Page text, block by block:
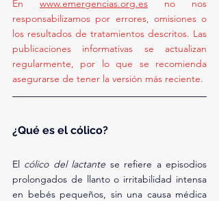
En www.emergencias.org.es no nos
responsabilizamos por errores, omisiones o
los resultados de tratamientos descritos. Las
publicaciones informativas se actualizan
regularmente, por lo que se recomienda
asegurarse de tener la versión más reciente.
¿Qué es el cólico?
El cólico del lactante se refiere a episodios
prolongados de llanto o irritabilidad intensa
en bebés pequeños, sin una causa médica